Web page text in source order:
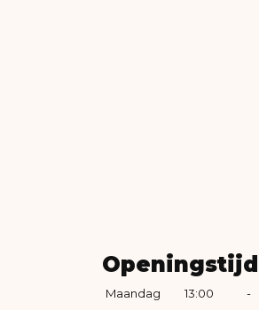
Maandag 13:00 -